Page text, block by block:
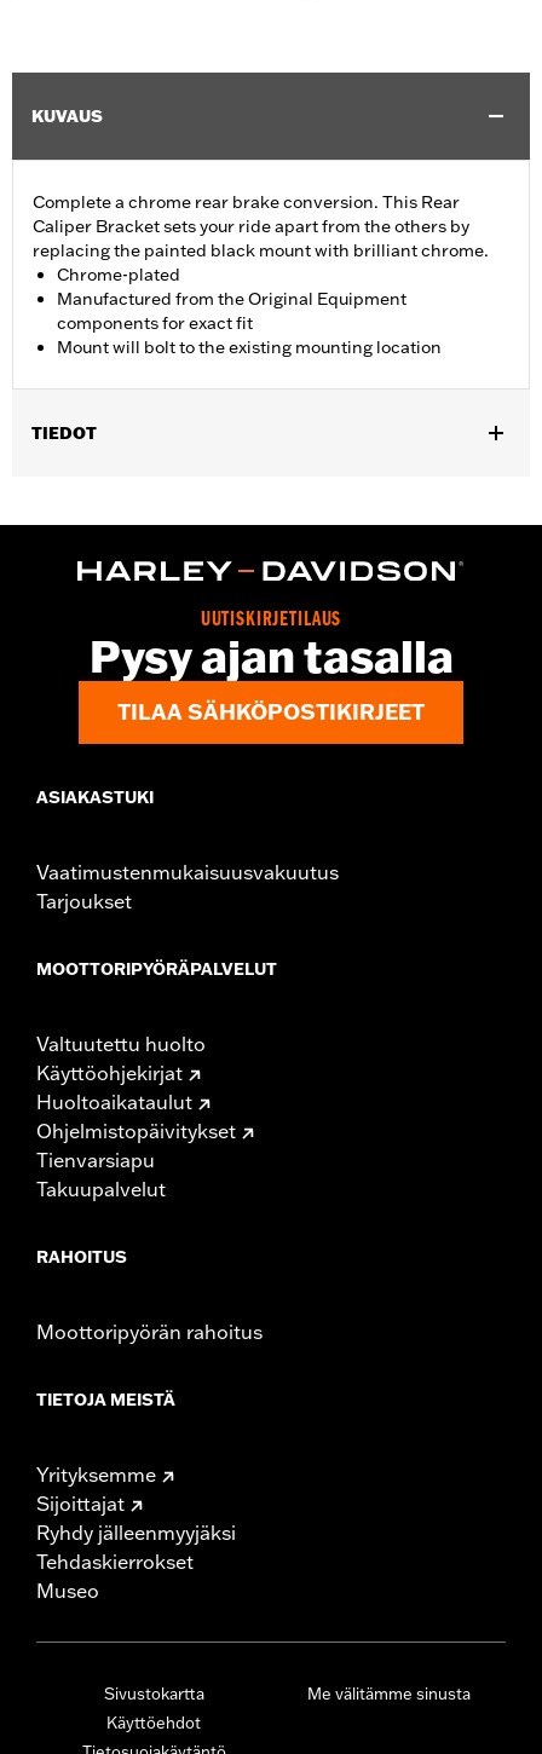
KUVAUS
Complete a chrome rear brake conversion. This Rear
Caliper Bracket sets your ride apart from the others by
replacing the painted black mount with brilliant chrome.
Chrome-plated
Manufactured from the Original Equipment
components for exact fit
Mount will bolt to the existing mounting location
TIEDOT
Sold In Units:Each
1 year limited warranty – Go to
d.com/warrantyfor full details
UUTISKIRJETILAUS
Pysy ajan tasalla
TILAA SÄHKÖPOSTIKIRJEET
ASIAKASTUKI
Vaatimustenmukaisuusvakuutus
Tarjoukset
MOOTTORIPYÖRÄPALVELUT
Valtuutettu huolto
Käyttöohjekirjat
Huoltoaikataulut
Ohjelmistopäivitykset
Tienvarsiapu
Takuupalvelut
RAHOITUS
Moottoripyörän rahoitus
TIETOJA MEISTÄ
Yrityksemme
Sijoittajat
Ryhdy jälleenmyyjäksi
Tehdaskierrokset
Museo
Sivustokartta
Käyttöehdot
Me välitämme sinusta